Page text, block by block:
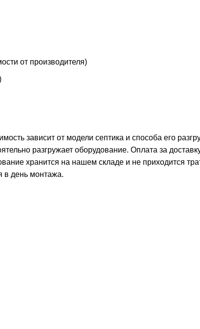
от производителя)
зависит от модели септика и способа его
разгружает оборудование. Оплата за
хранится на нашем складе и не приходится
в день монтажа.